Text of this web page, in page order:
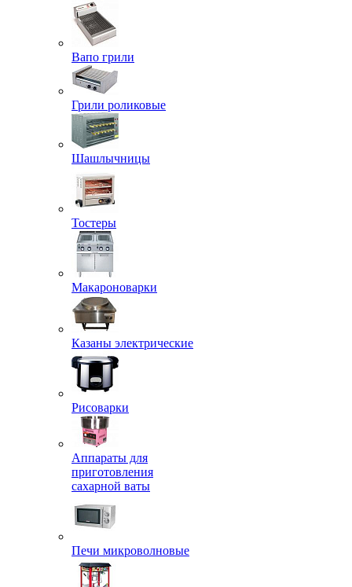
Вапо грили
Грили роликовые
Шашлычницы
Тостеры
Макароноварки
Казаны электрические
Рисоварки
Аппараты для
приготовления
сахарной ваты
Печи микроволновые